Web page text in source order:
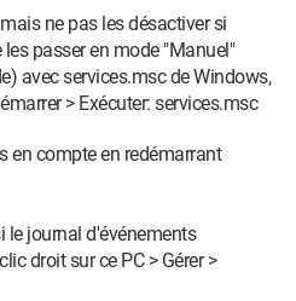
ne pas les désactiver si
passer en mode "Manuel"
avec services.msc de Windows,
> Exécuter: services.msc
en compte en redémarrant
le journal d'événements
droit sur ce PC > Gérer >